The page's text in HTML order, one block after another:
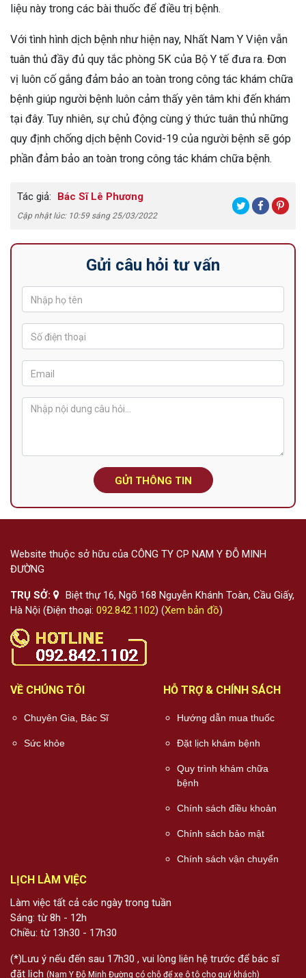
liệu này trong các bài thuốc để điều trị bệnh.
Với tình hình dịch bệnh như hiện nay, Nhất Nam Y Viện vẫn
tuân thủ đầy đủ quy tắc phòng 5K của Bộ Y tế đưa ra. Đơn
vị luôn cố gắng đảm bảo an toàn trong công tác khám chữa
bệnh giúp người bệnh luôn cảm thấy yên tâm khi đến khám
tại đây. Tuy nhiên, sự chủ động cùng ý thức tuân thủ những
quy định chống dịch bệnh Covid-19 của người bệnh sẽ góp
phần đảm bảo an toàn trong công tác khám chữa bệnh.
Tác giả: Bác Sĩ Lê Phương
Cập nhật lúc: 10:59 sáng 25/03/2022
Gửi câu hỏi tư vấn
GỬI THÔNG TIN
Website thuộc sở hữu của CÔNG TY CP NAM Y ĐỖ MINH
ĐƯỜNG
TRỤ SỞ:
Biệt thự 16, Ngõ 168 Nguyễn Khánh Toàn, Cầu Giấy,
Hà Nội (Điện thoại: 092.842.1102) (Xem bản đồ)
VỀ CHÚNG TÔI
Chuyên Gia, Bác Sĩ
Sức khỏe
HỖ TRỢ & CHÍNH SÁCH
Hướng dẫn mua thuốc
Đặt lịch khám bệnh
Quy trình khám chữa
bệnh
Chính sách điều khoản
Chính sách bảo mật
Chính sách vận chuyển
LỊCH LÀM VIỆC
Làm việc tất cả các ngày trong tuần
Sáng: từ 8h - 12h
Chiều: từ 13h30 - 17h30
(*)Lưu ý nếu đến sau 17h30 , vui lòng liên hệ trước để bác sĩ
đặt lịch (Nam Y Đỗ Minh Đường có chỗ để xe ô tô cho quý khách)